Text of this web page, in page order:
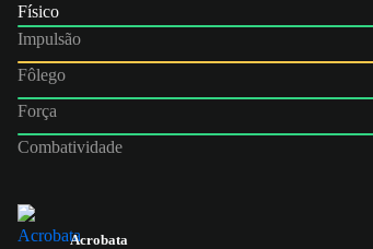
Físico
Impulsão
Fôlego
Força
Combatividade
Acrobata